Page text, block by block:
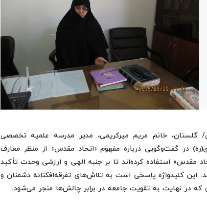
گلستان، خانم مریم میرکریمی، مدیر مدرسه علمیه تخصصی
در گفت‌وگویی درباره مفهوم «اتحاد مقدس» از منظر معارف
مقدس» استفاده کرده‌اند تا بر جنبه الهی و ارزشی وحدت تأکید
این کلیدواژه پاسخی است به تلاش‌های تفرقه‌افکنانه دشمنان و
در نهایت به تقویت جامعه در برابر چالش‌ها منجر می‌شود.